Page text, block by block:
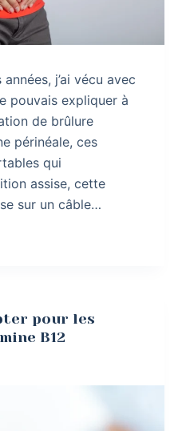
j’ai vécu avec
pouvais expliquer à
de brûlure
périnéale, ces
qui
assise, cette
sur un câble…
pour les
B12